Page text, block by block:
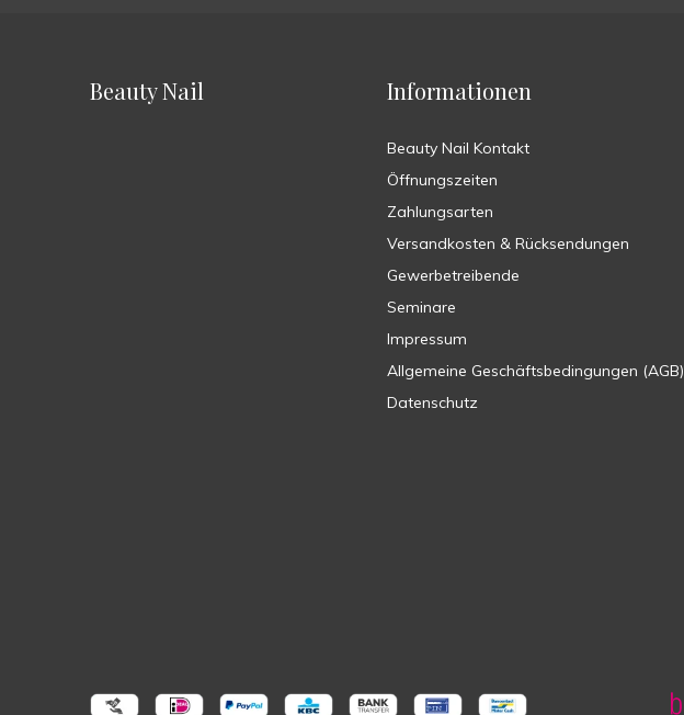
Beauty Nail Informationen
Beauty Nail Kontakt
Öffnungszeiten
Zahlungsarten
Versandkosten & Rücksendungen
Gewerbetreibende
Seminare
Impressum
Allgemeine Geschäftsbedingungen (AGB)
Datenschutz